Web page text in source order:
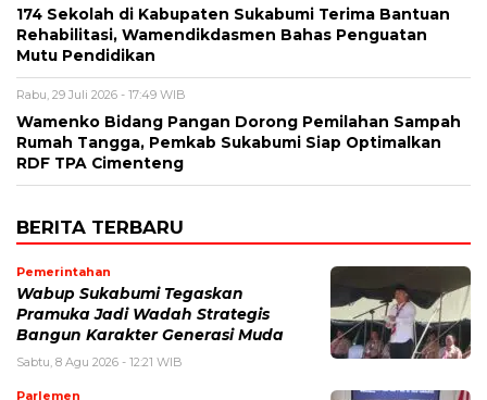
174 Sekolah di Kabupaten Sukabumi Terima Bantuan
Rehabilitasi, Wamendikdasmen Bahas Penguatan
Mutu Pendidikan
Rabu, 29 Juli 2026 - 17:49 WIB
Wamenko Bidang Pangan Dorong Pemilahan Sampah
Rumah Tangga, Pemkab Sukabumi Siap Optimalkan
RDF TPA Cimenteng
BERITA TERBARU
Pemerintahan
Wabup Sukabumi Tegaskan
Pramuka Jadi Wadah Strategis
Bangun Karakter Generasi Muda
Sabtu, 8 Agu 2026 - 12:21 WIB
Parlemen